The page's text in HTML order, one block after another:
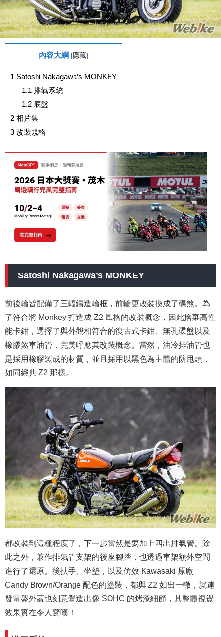
內容大綱 [隱藏]
1 Satoshi Nakagawa’s MONKEY
1.1 排氣系統
1.2底盤
2 相片集
3 改裝規格
Satoshi Nakagawa’s MONKEY
前後輪皆配備了三輻鑄造輪框，前輪更改裝換成了碟煞 。為
了符合將 Monkey 打造成 Z2 風格的改裝概念，因此捨棄高性
能卡鉗，選擇了與外觀相符合的復古式卡鉗、無孔碟盤以及
橡膠煞車油管，完美呼應其改裝概念。當然，油冷排油管也
是採用橡膠製成的材質，並且 採用 以黑色為主體的防甩頭，
如同經典 Z2 那樣。
都改裝到這種程度了，下一步當然是要加上四出排氣管。除
此之外，兼作排氣管支架的後座腳踏，也透過車架額外空間
進行了還原。後扶手、坐墊，以及仿效 Kawasaki 原廠
Candy Brown/Orange 配色的塗裝，都與 Z2 如出一轍，就連
發電盤外蓋也刻意營造出像 SOHC 的烤漆細節，其整體視覺
效果實在令人驚嘆！